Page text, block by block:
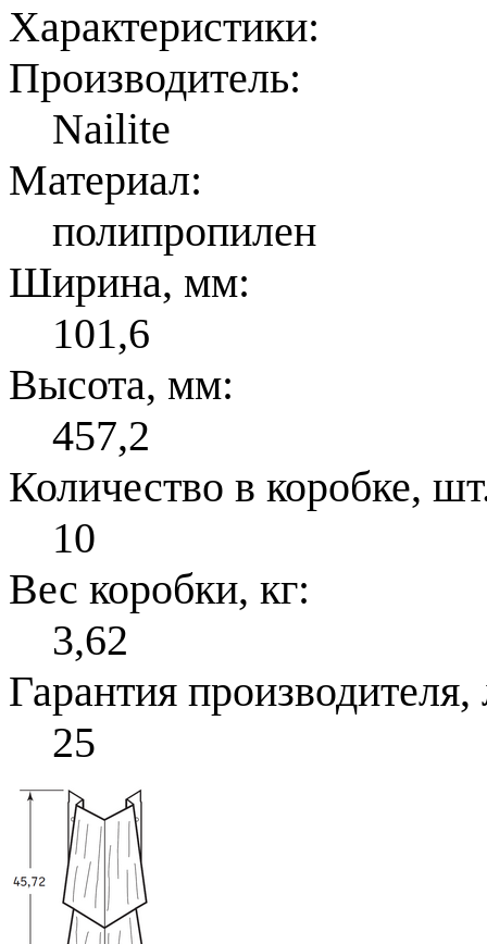
Характеристики:
Производитель:
Nailite
Материал:
полипропилен
Ширина, мм:
101,6
Высота, мм:
457,2
Количество в коробке,
10
Вес коробки, кг:
3,62
Гарантия производителя,
25